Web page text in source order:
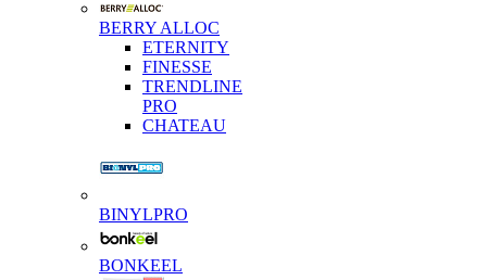
BERRY ALLOC
ETERNITY
FINESSE
TRENDLINE
PRO
CHATEAU
BINYLPRO
BONKEEL